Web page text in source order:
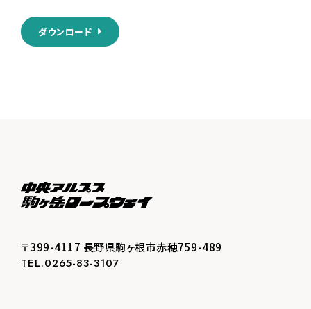
ダウンロード
〒399-4117 長野県駒ヶ根市赤穂759-489
TEL.0265-83-3107